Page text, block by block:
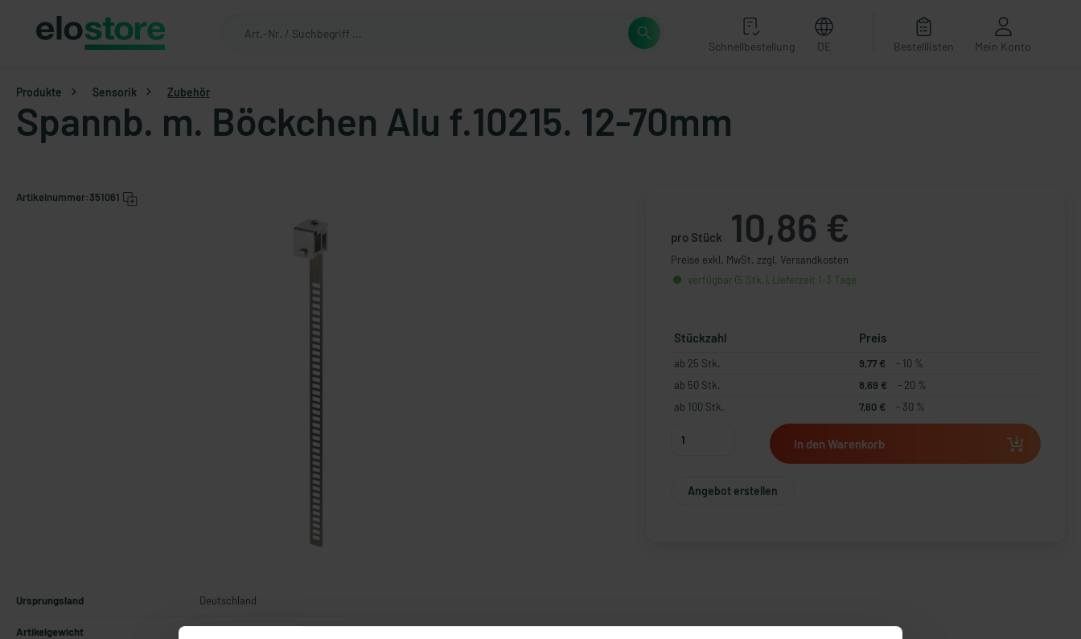
Schnellbestellung DE Bestelllisten Mein Konto
Produkte Sensorik Zubehör
Spannb. m. Böckchen Alu f.10215. 12-70mm
Artikelnummer:351061
pro Stück 10,86 €
Preise exkl. MwSt. zzgl. Versandkosten
verfügbar (5 Stk.), Lieferzeit 1-3 Tage
Stückzahl Preis
ab 25 Stk. 9,77 €
- 10 %
ab 50 Stk.
8,69 €
- 20 %
ab 100 Stk.
7,60 € - 30 %
In den Warenkorb
Angebot erstellen
Ursprungsland Deutschland
Artikelgewicht